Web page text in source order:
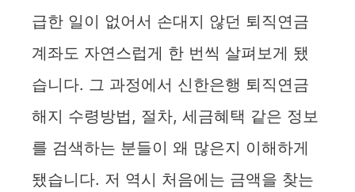
급한 일이 없어서 손대지 않던 퇴직연금
계좌도 자연스럽게 한 번씩 살펴보게 됐
습니다. 그 과정에서 신한은행 퇴직연금
해지 수령방법, 절차, 세금혜택 같은 정보
를 검색하는 분들이 왜 많은지 이해하게
됐습니다. 저 역시 처음에는 금액을 찾는